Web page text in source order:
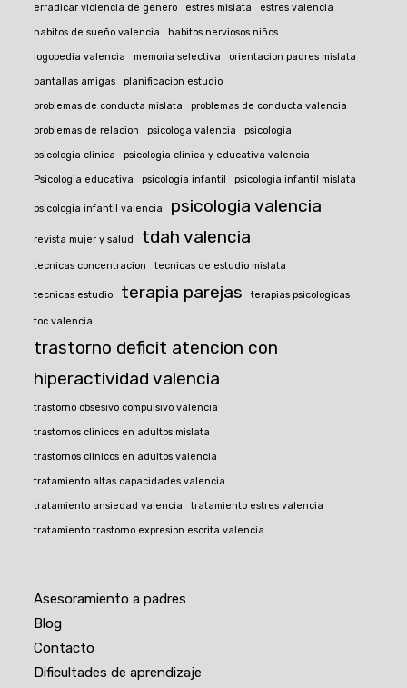
erradicar violencia de genero estres mislata estres valencia
habitos de sueño valencia habitos nerviosos niños
logopedia valencia memoria selectiva orientacion padres mislata
pantallas amigas planificacion estudio
problemas de conducta mislata problemas de conducta valencia
problemas de relacion psicologa valencia psicologia
psicologia clinica psicologia clinica y educativa valencia
Psicologia educativa psicologia infantil psicologia infantil mislata
psicologia infantil valencia psicologia valencia
revista mujer y salud tdah valencia
tecnicas concentracion tecnicas de estudio mislata
tecnicas estudio terapia parejas terapias psicologicas
toc valencia
trastorno deficit atencion con
hiperactividad valencia
trastorno obsesivo compulsivo valencia
trastornos clinicos en adultos mislata
trastornos clinicos en adultos valencia
tratamiento altas capacidades valencia
tratamiento ansiedad valencia tratamiento estres valencia
tratamiento trastorno expresion escrita valencia
Asesoramiento a padres
Blog
Contacto
Dificultades de aprendizaje